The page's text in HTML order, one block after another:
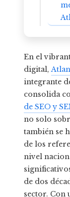
En el
digital,
integrante
consolida
de SEO y
no solo
también se
de los
nivel
de dos
sector. Con